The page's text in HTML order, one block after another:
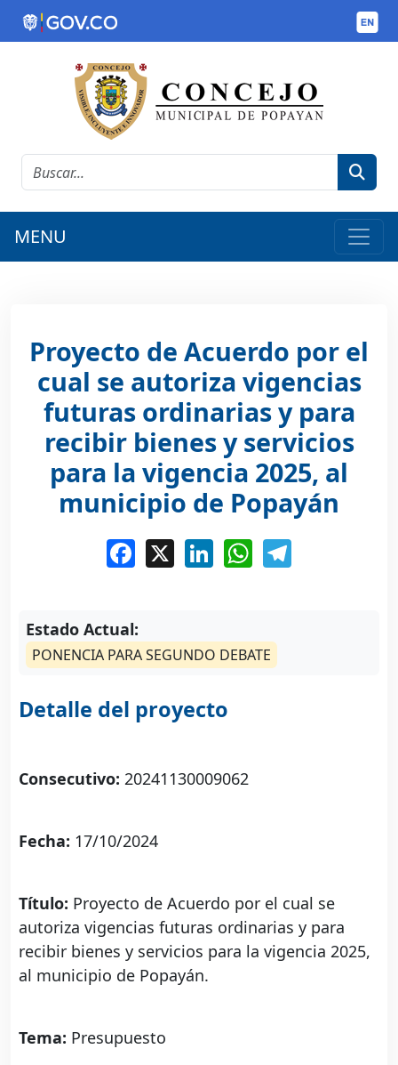
MENU
Proyecto de Acuerdo por el
cual se autoriza vigencias
futuras ordinarias y para
recibir bienes y servicios
para la vigencia 2025, al
municipio de Popayán
Facebook LinkedInWhatsApp
Estado Actual:
Detalle del proyecto
Consecutivo: 20241130009062
Fecha: 17/10/2024
Título: Proyecto de Acuerdo por el cual se
autoriza vigencias futuras ordinarias y para
recibir bienes y servicios para la vigencia 2025,
al municipio de Popayán.
Tema: Presupuesto